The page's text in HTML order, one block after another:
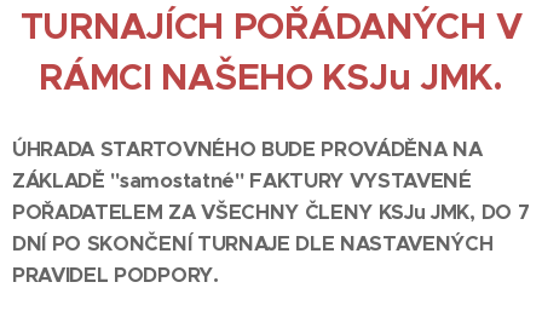
TURNAJÍCH POŘÁDANÝCH V
RÁMCI NAŠEHO KSJu JMK.
ÚHRADA STARTOVNÉHO BUDE PROVÁDĚNA NA
ZÁKLADĚ "samostatné" FAKTURY VYSTAVENÉ
POŘADATELEM ZA VŠECHNY ČLENY KSJu JMK, DO 7
DNÍ PO SKONČENÍ TURNAJE DLE NASTAVENÝCH
PRAVIDEL PODPORY.